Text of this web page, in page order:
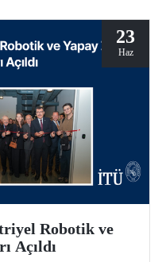
23
Haz
Robotik ve
Açıldı